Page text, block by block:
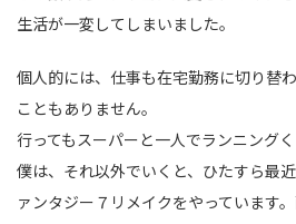
生活が一変してしまいました。
個人的には、仕事も在宅勤務に切り替
こともありません。
行ってもスーパーと一人でランニングく
僕は、それ以外でいくと、ひたすら最
ァンタジー７リメイクをやっています。